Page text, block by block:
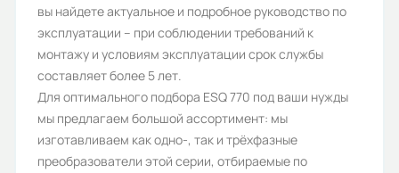
вы найдете актуальное и подробное руководство по
эксплуатации – при соблюдении требований к
монтажу и условиям эксплуатации срок службы
составляет более 5 лет.
Для оптимального подбора ESQ 770 под ваши нужды
мы предлагаем большой ассортимент: мы
изготавливаем как одно-, так и трёхфазные
преобразователи этой серии, отбираемые по